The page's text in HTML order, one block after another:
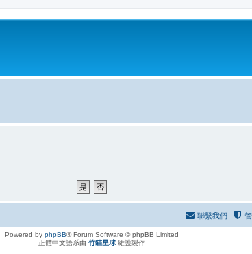
聯繫我們
Powered by phpBB® Forum Software © phpBB Limited
正體中文語系由 竹貓星球 維護製作